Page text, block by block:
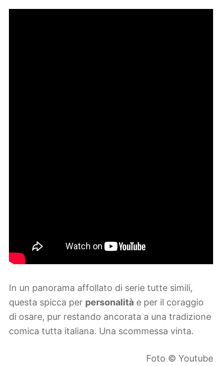
In un panorama affollato di serie tutte simili,
questa spicca per personalità e per il coraggio
di osare, pur restando ancorata a una tradizione
comica tutta italiana. Una scommessa vinta.
Foto © Youtube